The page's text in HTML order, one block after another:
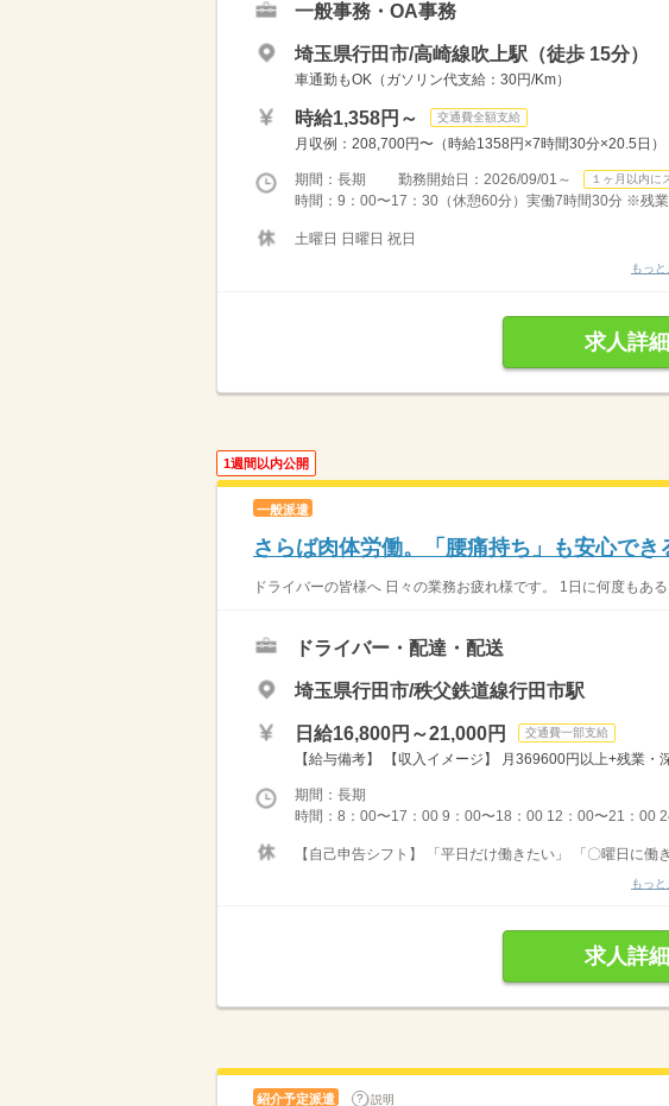
一般事務・OA事務
埼玉県行田市/高崎線吹上駅（徒歩 15分）
車通勤もOK（ガソリン代支給：30円/Km）
時給1,358円～ 交通費全額支給
月収例：208,700円〜（時給1358円×7時間30分×20.5日
期間：長期 勤務開始日：2026/09/01～ １ヶ月以内に
時間：9：00〜17：30（休憩60分）実働7時間30分 ※残
土曜日 日曜日 祝日
もっと
求人詳
1週間以内公開
一般派遣
さらば肉体労働。「腰痛持ち」も安心で
ドライバーの皆様へ 日々の業務お疲れ様です。 1日に何度もあ
ドライバー・配達・配送
埼玉県行田市/秩父鉄道線行田市駅
日給16,800円～21,000円 交通費一部支給
【給与備考】 【収入イメージ】 月369600円以上+残業・
期間：長期
時間：8：00〜17：00 9：00〜18：00 12：00〜21：00
【自己申告シフト】 「平日だけ働きたい」 「〇曜日に働
もっと
求人詳
紹介予定派遣 説明